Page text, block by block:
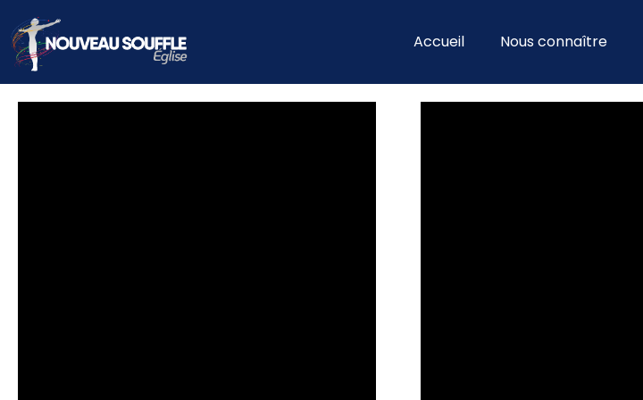
Accueil Nous connaître